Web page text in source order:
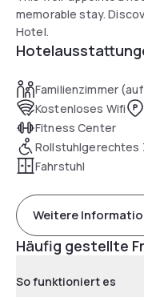
memorable stay.
Hotel.
Familienzimmer
Kostenloses Wifi
Fitness Center
Rollstuhlgerechtes
Fahrstuhl
Weitere
Häufig gestellte
So funktioniert es